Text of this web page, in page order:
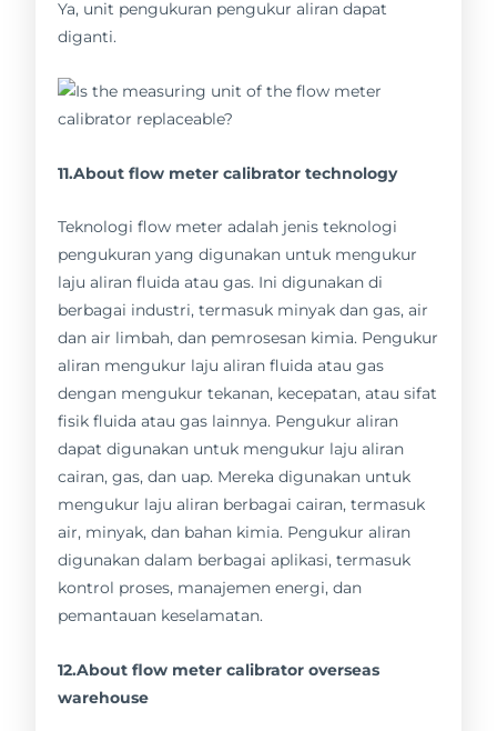
Ya, unit pengukuran pengukur aliran dapat
diganti.
11.About flow meter calibrator technology
Teknologi flow meter adalah jenis teknologi
pengukuran yang digunakan untuk mengukur
laju aliran fluida atau gas. Ini digunakan di
berbagai industri, termasuk minyak dan gas, air
dan air limbah, dan pemrosesan kimia. Pengukur
aliran mengukur laju aliran fluida atau gas
dengan mengukur tekanan, kecepatan, atau sifat
fisik fluida atau gas lainnya. Pengukur aliran
dapat digunakan untuk mengukur laju aliran
cairan, gas, dan uap. Mereka digunakan untuk
mengukur laju aliran berbagai cairan, termasuk
air, minyak, dan bahan kimia. Pengukur aliran
digunakan dalam berbagai aplikasi, termasuk
kontrol proses, manajemen energi, dan
pemantauan keselamatan.
12.About flow meter calibrator overseas
warehouse